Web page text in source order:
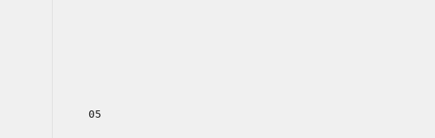
05